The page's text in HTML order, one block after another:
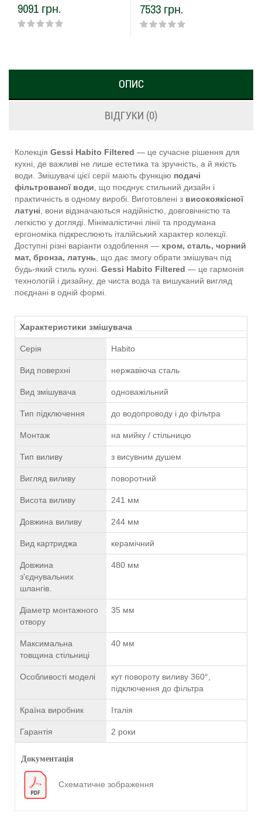
9091 грн. 7533 грн.
ОПИС
ВІДГУКИ (0)
Колекція Gessi Habito Filtered — це сучасне рішення для
кухні, де важливі не лише естетика та зручність, а й якість
води. Змішувачі цієї серії мають функцію подачі
фільтрованої води , що поєднує стильний дизайн і
практичність в одному виробі. Виготовлені з високоякісної
латуні , вони відзначаються надійністю, довговічністю та
легкістю у догляді. Мінімалістичні лінії та продумана
ергономіка підкреслюють італійський характер колекції.
Доступні різні варіанти оздоблення — хром, сталь, чорний
мат, бронза, латунь , що дає змогу обрати змішувач під
будь-який стиль кухні. Gessi Habito Filtered — це гармонія
технологій і дизайну, де чиста вода та вишуканий вигляд
поєднані в одній формі.
Характеристики змішувача
Серія Habito
Вид поверхні нержавіюча сталь
Вид змішувача одноважільний
Тип підключення до водопроводу і до фільтра
Монтаж на мийку / стільницю
Тип виливу з висувним душем
Вигляд виливу поворотний
Висота виливу 241 мм
Довжина виливу 244 мм
Вид картриджа керамічний
Довжина
з'єднувальних
шлангів.
480 мм
Діаметр монтажного
отвору
35 мм
Максимальна
товщина стільниці
40 мм
Особливості моделі
кут повороту виливу 360°,
підключення до фільтра
Країна виробник Італія
Гарантія 2 роки
Документація
Схематичне зображення